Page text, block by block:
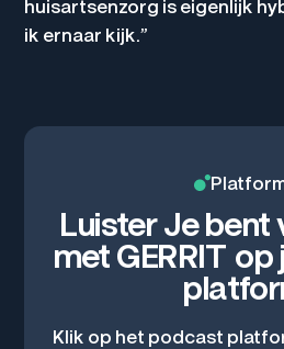
huisartsenzorg is eigenlijk
ik ernaar kijk.”
Luister Je bent
met GERRIT
Klik op het podcast